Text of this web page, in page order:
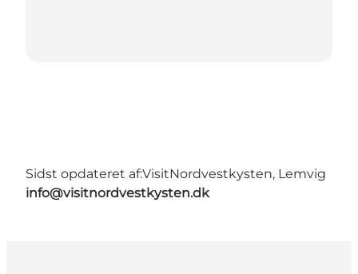
Sidst opdateret af:VisitNordvestkysten, Lemvig
info@visitnordvestkysten.dk